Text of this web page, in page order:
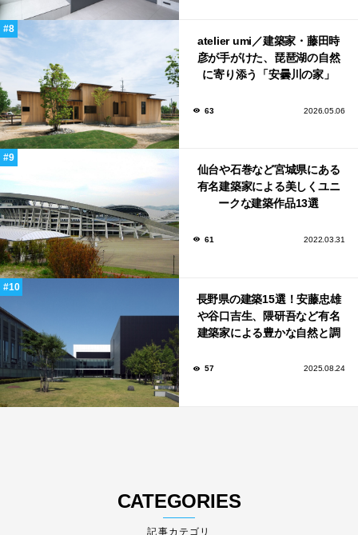
atelier umi／建築家・藤田時
彦が手がけた、琵琶湖の自然
に寄り添う「安曇川の家」
63 2026.05.06
仙台や石巻など宮城県にある
有名建築家による美しくユニ
ークな建築作品13選
61 2022.03.31
長野県の建築15選！安藤忠雄
や谷口吉生、隈研吾など有名
建築家による豊かな自然と調
57 2025.08.24
CATEGORIES